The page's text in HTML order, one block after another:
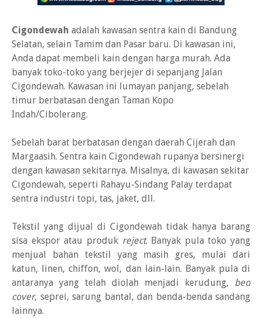
Cigondewah adalah kawasan sentra kain di Bandung
Selatan, selain Tamim dan Pasar baru. Di kawasan ini,
Anda dapat membeli kain dengan harga murah. Ada
banyak toko-toko yang berjejer di sepanjang Jalan
Cigondewah. Kawasan ini lumayan panjang, sebelah
timur berbatasan dengan Taman Kopo
Indah/Cibolerang.
Sebelah barat berbatasan dengan daerah Cijerah dan
Margaasih. Sentra kain Cigondewah rupanya bersinergi
dengan kawasan sekitarnya. Misalnya, di kawasan sekitar
Cigondewah, seperti Rahayu-Sindang Palay terdapat
sentra industri topi, tas, jaket, dll.
Tekstil yang dijual di Cigondewah tidak hanya barang
sisa ekspor atau produk reject. Banyak pula toko yang
menjual bahan tekstil yang masih gres, mulai dari
katun, linen, chiffon, wol, dan lain-lain. Banyak pula di
antaranya yang telah diolah menjadi kerudung, bed
cover, seprei, sarung bantal, dan benda-benda sandang
lainnya.